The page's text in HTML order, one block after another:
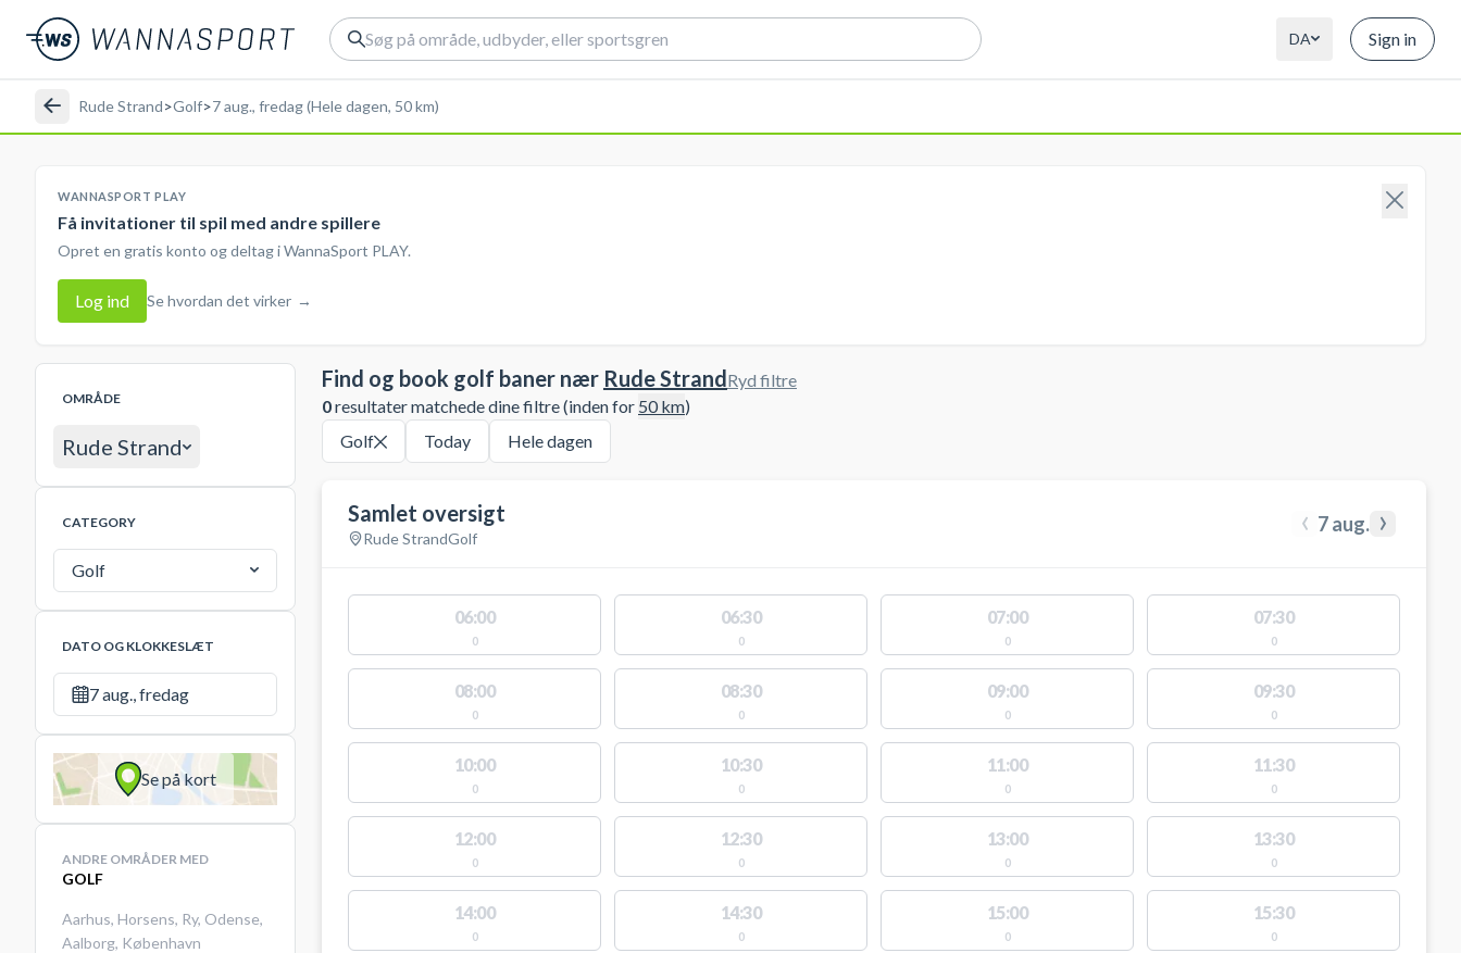
DA Sign in
Rude Strand>Golf>7 aug., fredag (Hele dagen, 50 km)
WANNASPORT PLAY
Få invitationer til spil med andre spillere
Opret en gratis konto og deltag i WannaSport PLAY.
Log ind Se hvordan det virker →
OMRÅDE
Rude Strand
CATEGORY
Golf
DATO OG KLOKKESLÆT
7 aug., fredag
Se på kort
ANDRE OMRÅDER MED
GOLF
Aarhus, Horsens, Ry, Odense,
Aalborg, København
Find og book golf baner nær Rude Strand
0resultater matchede dine filtre (inden for 50km)
Ryd filtre
Golf Today Hele dagen
Samlet oversigt
Rude StrandGolf ‹ 7 aug. ›
06:00
0
06:30
0
07:00
0
07:30
0
08:00
0
08:30
0
09:00
0
09:30
0
10:00
0
10:30
0
11:00
0
11:30
0
12:00
0
12:30
0
13:00
0
13:30
0
14:00
0
14:30
0
15:00
0
15:30
0